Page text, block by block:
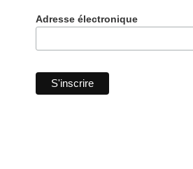
Adresse électronique